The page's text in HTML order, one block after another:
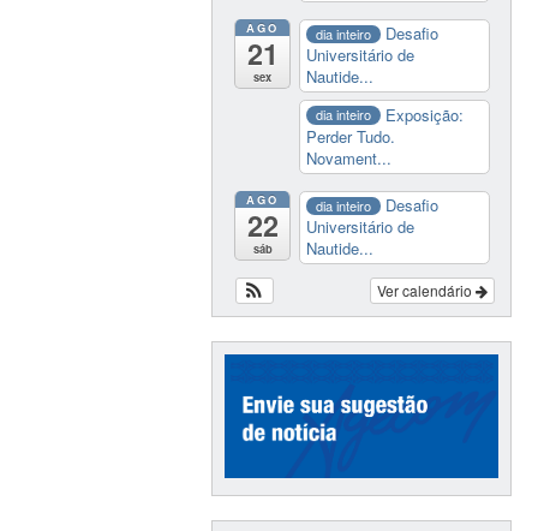
AGO
21
sex
dia inteiro
Desafio
Universitário de
Nautide...
dia inteiro
Exposição:
Perder Tudo.
Novament...
AGO
22
sáb
dia inteiro
Desafio
Universitário de
Nautide...
Ver calendário